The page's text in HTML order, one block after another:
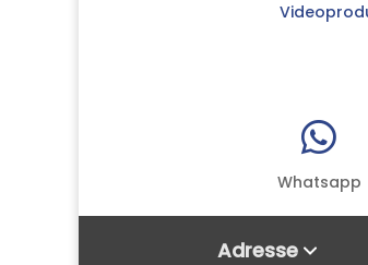

Whatsapp
Adresse